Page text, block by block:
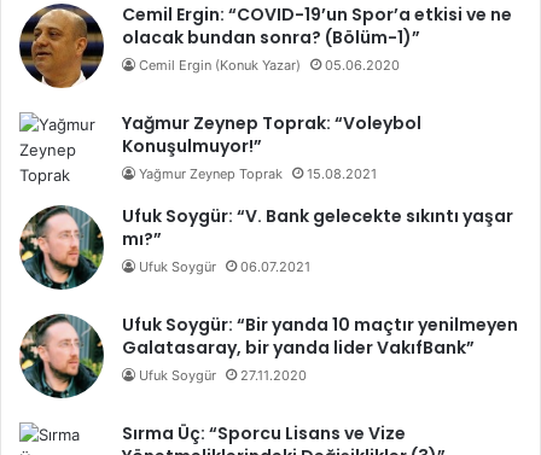
Cemil Ergin: “COVID-19’un Spor’a etkisi ve ne
olacak bundan sonra? (Bölüm-1)”
Cemil Ergin (Konuk Yazar) 05.06.2020
Yağmur Zeynep Toprak: “Voleybol
Konuşulmuyor!”
Yağmur Zeynep Toprak 15.08.2021
Ufuk Soygür: “V. Bank gelecekte sıkıntı yaşar
mı?”
Ufuk Soygür 06.07.2021
Ufuk Soygür: “Bir yanda 10 maçtır yenilmeyen
Galatasaray, bir yanda lider VakıfBank”
Ufuk Soygür 27.11.2020
Sırma Üç: “Sporcu Lisans ve Vize